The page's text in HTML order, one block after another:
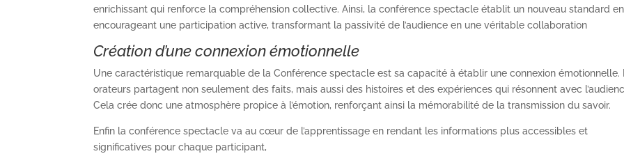
enrichissant qui renforce la compréhension collective. Ainsi, la conférence spectacle établit un nouveau standard en
encourageant une participation active, transformant la passivité de l’audience en une véritable collaboration
Création d’une connexion émotionnelle
Une caractéristique remarquable de la Conférence spectacle est sa capacité à établir une connexion émotionnelle.
orateurs partagent non seulement des faits, mais aussi des histoires et des expériences qui résonnent avec
Cela crée donc une atmosphère propice à l’émotion, renforçant ainsi la mémorabilité de la transmission du savoir.
Enfin la conférence spectacle va au cœur de l’apprentissage en rendant les informations plus accessibles et
significatives pour chaque participant,